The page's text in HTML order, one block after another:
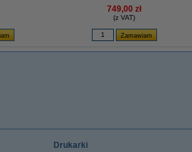
749,00 zł
(z VAT)
Drukarki